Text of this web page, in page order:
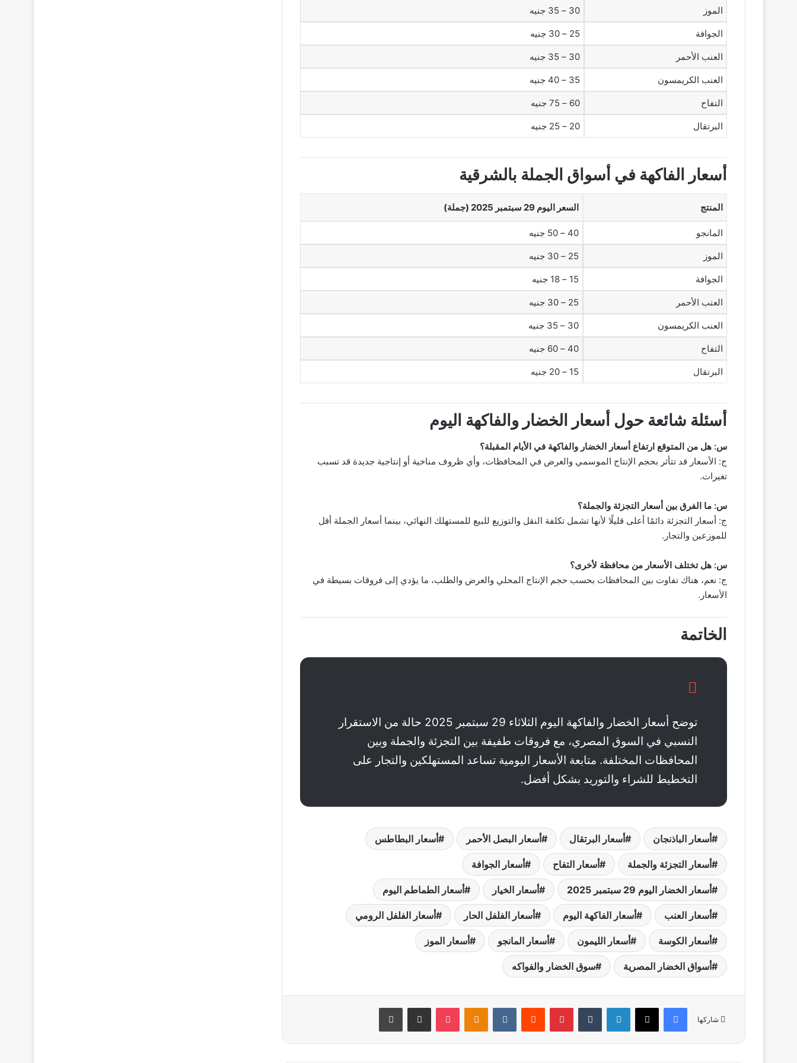
الموز 30 – 35 جنيه
الجوافة 25 – 30 جنيه
العنب الأحمر 30 – 35 جنيه
العنب الكريمسون 35 – 40 جنيه
التفاح 60 – 75 جنيه
البرتقال 20 – 25 جنيه
أسعار الفاكهة في أسواق الجملة بالشرقية
المنتج السعر اليوم 29 سبتمبر 2025 (جملة)
المانجو 40 – 50 جنيه
الموز 25 – 30 جنيه
الجوافة 15 – 18 جنيه
العنب الأحمر 25 – 30 جنيه
العنب الكريمسون 30 – 35 جنيه
التفاح 40 – 60 جنيه
البرتقال 15 – 20 جنيه
أسئلة شائعة حول أسعار الخضار والفاكهة اليوم
س: هل من المتوقع ارتفاع أسعار الخضار والفاكهة في الأيام المقبلة؟
ج: الأسعار قد تتأثر بحجم الإنتاج الموسمي والعرض في المحافظات، وأي ظروف مناخية أو إنتاجية جديدة قد تسبب
تغيرات.
س: ما الفرق بين أسعار التجزئة والجملة؟
ج: أسعار التجزئة دائمًا أعلى قليلًا لأنها تشمل تكلفة النقل والتوزيع للبيع للمستهلك النهائي، بينما أسعار الجملة أقل
للموزعين والتجار.
س: هل تختلف الأسعار من محافظة لأخرى؟
ج: نعم، هناك تفاوت بين المحافظات بحسب حجم الإنتاج المحلي والعرض والطلب، ما يؤدي إلى فروقات بسيطة في
الأسعار.
الخاتمة
توضح أسعار الخضار والفاكهة اليوم الثلاثاء 29 سبتمبر 2025 حالة من الاستقرار
النسبي في السوق المصري، مع فروقات طفيفة بين التجزئة والجملة وبين
المحافظات المختلفة. متابعة الأسعار اليومية تساعد المستهلكين والتجار على
التخطيط للشراء والتوريد بشكل أفضل.
أسعار الباذنجان أسعار البرتقال أسعار البصل الأحمر أسعار البطاطس
أسعار التجزئة والجملة أسعار التفاح أسعار الجوافة
أسعار الخضار اليوم 29 سبتمبر 2025 أسعار الخيار أسعار الطماطم اليوم
أسعار العنب أسعار الفاكهة اليوم أسعار الفلفل الحار أسعار الفلفل الرومي
أسعار الكوسة أسعار الليمون أسعار المانجو أسعار الموز
أسواق الخضار المصرية سوق الخضار والفواكه
شاركها
فيسبوك ‫X لينكدإن بينتيريست Odnoklassniki
‫Pocket مشاركة عبر البريد طباعة